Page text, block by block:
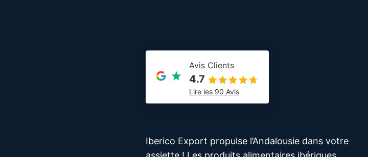
Avis Clients
4.7
Lire les 90 Avis
Iberico Export propulse l’Andalousie dans votre